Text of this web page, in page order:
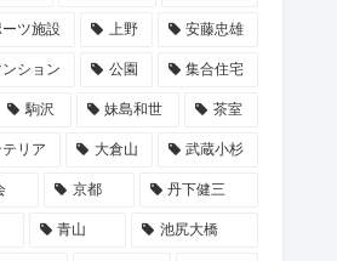
ツ施設 上野 安藤忠雄
ンション 公園 集合住宅
駒沢 妹島和世 茶室
リア 大倉山 武蔵小杉
京都 丹下健三
青山 池尻大橋